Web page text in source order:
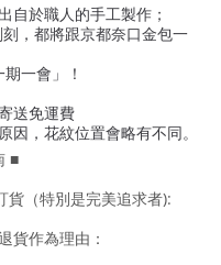
自於職人的手工製作；
，都將跟京都奈口金包一
一會」！
送免運費
，花紋位置會略有不同。
■
貨（特別是完美追求者):
貨作為理由：